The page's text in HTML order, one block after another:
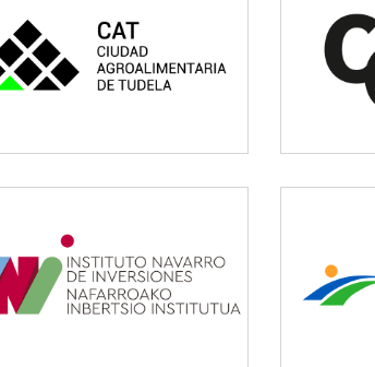
CAT
Vivienda y urbanismo
INI
Otros